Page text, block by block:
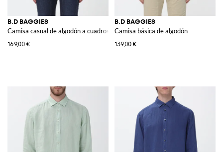
B.D BAGGIES
Camisa casual de algodón a cuadros
169,00 €
B.D BAGGIES
Camisa básica de algodón
139,00 €